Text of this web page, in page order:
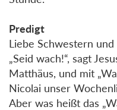
Predigt
Liebe Schwestern und
„Seid wach!“, sagt
Matthäus, und mit
Nicolai unser
Aber was heißt das